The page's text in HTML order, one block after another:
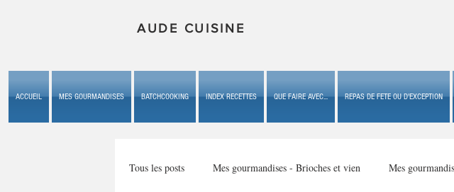
AUDE CUISINE
ACCUEIL MES GOURMANDISES BATCHCOOKING INDEX RECETTES QUE FAIRE AVEC... REPAS DE FETE OU D'EXCEPTION
Tous les posts Mes gourmandises - Brioches et vien Mes